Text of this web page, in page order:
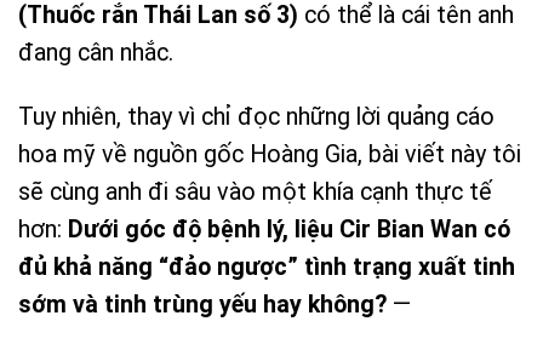
(Thuốc rắn Thái Lan số 3) có thể là cái tên anh
đang cân nhắc.
Tuy nhiên, thay vì chỉ đọc những lời quảng cáo
hoa mỹ về nguồn gốc Hoàng Gia, bài viết này tôi
sẽ cùng anh đi sâu vào một khía cạnh thực tế
hơn: Dưới góc độ bệnh lý, liệu Cir Bian Wan có
đủ khả năng “đảo ngược” tình trạng xuất tinh
sớm và tinh trùng yếu hay không? —